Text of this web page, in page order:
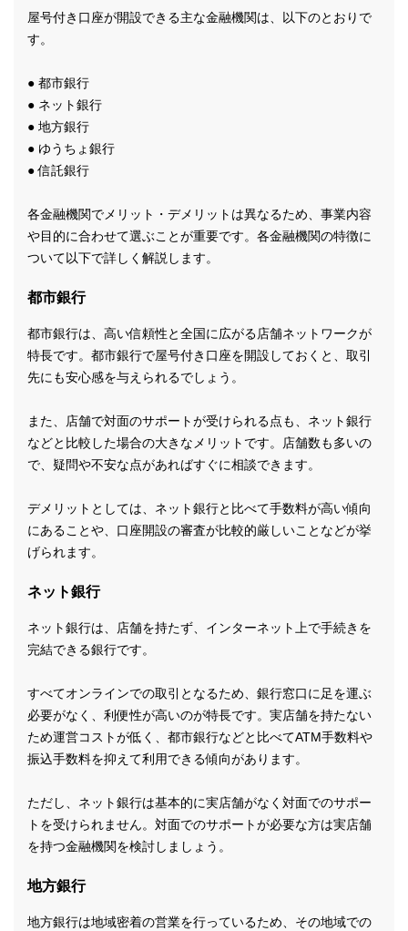
屋号付き口座が開設できる主な金融機関は、以下のとおりで
す。
● 都市銀行
● ネット銀行
● 地方銀行
● ゆうちょ銀行
● 信託銀行
各金融機関でメリット・デメリットは異なるため、事業内容
や目的に合わせて選ぶことが重要です。各金融機関の特徴に
ついて以下で詳しく解説します。
都市銀行
都市銀行は、高い信頼性と全国に広がる店舗ネットワークが
特長です。都市銀行で屋号付き口座を開設しておくと、取引
先にも安心感を与えられるでしょう。
また、店舗で対面のサポートが受けられる点も、ネット銀行
などと比較した場合の大きなメリットです。店舗数も多いの
で、疑問や不安な点があればすぐに相談できます。
デメリットとしては、ネット銀行と比べて手数料が高い傾向
にあることや、口座開設の審査が比較的厳しいことなどが挙
げられます。
ネット銀行
ネット銀行は、店舗を持たず、インターネット上で手続きを
完結できる銀行です。
すべてオンラインでの取引となるため、銀行窓口に足を運ぶ
必要がなく、利便性が高いのが特長です。実店舗を持たない
ため運営コストが低く、都市銀行などと比べてATM手数料や
振込手数料を抑えて利用できる傾向があります。
ただし、ネット銀行は基本的に実店舗がなく対面でのサポー
トを受けられません。対面でのサポートが必要な方は実店舗
を持つ金融機関を検討しましょう。
地方銀行
地方銀行は地域密着の営業を行っているため、その地域での